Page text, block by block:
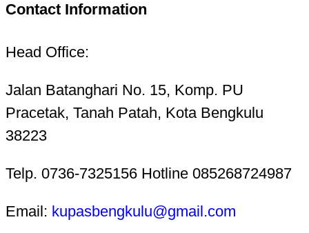
Contact Information
Head Office:
Jalan Batanghari No. 15, Komp. PU
Pracetak, Tanah Patah, Kota Bengkulu
38223
Telp. 0736-7325156 Hotline 085268724987
Email: kupasbengkulu@gmail.com